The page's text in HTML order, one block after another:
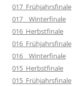
017_Frühjahrsfinale
017__Winterfinale
016_Herbstfinale
016_Frühjahrsfinale
016__Winterfinale
015_Herbstfinale
015_Frühjahrsfinale